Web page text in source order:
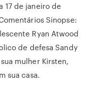
17 de janeiro de
Sinopse:
Ryan Atwood
de defesa Sandy
mulher Kirsten,
sua casa.